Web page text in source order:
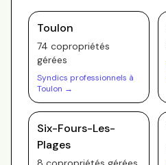
Toulon
74 copropriétés
gérées
Syndics professionnels à
Toulon →
Six-Fours-Les-
Plages